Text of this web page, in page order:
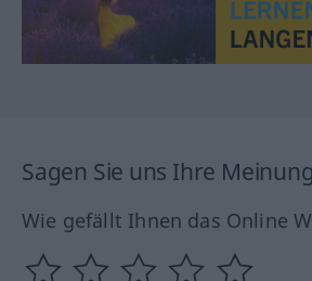
Sagen Sie uns Ihre
Wie gefällt Ihnen das Online